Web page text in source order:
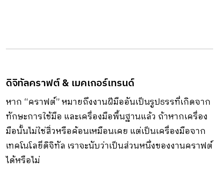
ดิจิทัลคราฟต์ & เมคเกอร์เทรนด์
หาก “คราฟต์” หมายถึงงานฝีมืออันเป็นรูปธรรที่เกิดจาก
ทักษะการใช้มือ และเครื่องมือพื้นฐานแล้ว ถ้าหากเครื่อง
มือนั้นไม่ใช่สิ่วหรือค้อนเหมือนเคย แต่เป็นเครื่องมือจาก
เทคโนโลยีดิจิทัล เราจะนับว่าเป็นส่วนหนึ่งของงานคราฟต์
ได้หรือไม่